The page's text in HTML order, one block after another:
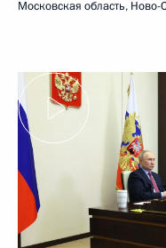
Московская область, Ново-